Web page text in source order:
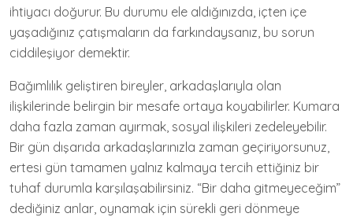
ihtiyacı doğurur. Bu durumu ele aldığınızda, içten içe
yaşadığınız çatışmaların da farkındaysanız, bu sorun
ciddileşiyor demektir.
Bağımlılık geliştiren bireyler, arkadaşlarıyla olan
ilişkilerinde belirgin bir mesafe ortaya koyabilirler. Kumara
daha fazla zaman ayırmak, sosyal ilişkileri zedeleyebilir.
Bir gün dışarıda arkadaşlarınızla zaman geçiriyorsunuz,
ertesi gün tamamen yalnız kalmaya tercih ettiğiniz bir
tuhaf durumla karşılaşabilirsiniz. “Bir daha gitmeyeceğim”
dediğiniz anlar, oynamak için sürekli geri dönmeye